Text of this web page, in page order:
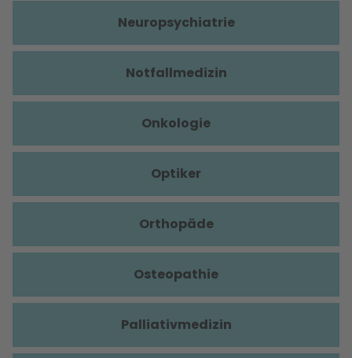
Neuropsychiatrie
Notfallmedizin
Onkologie
Optiker
Orthopäde
Osteopathie
Palliativmedizin